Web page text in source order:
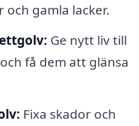
gamla lacker.
Ge nytt liv till
få dem att glänsa
Fixa skador och